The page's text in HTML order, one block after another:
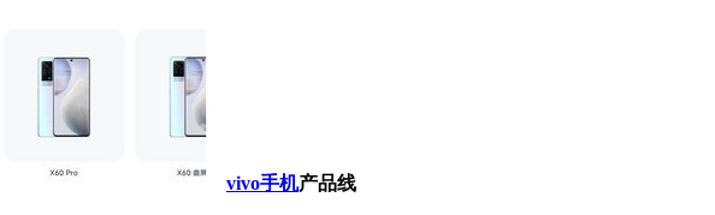
vivo手机产品线